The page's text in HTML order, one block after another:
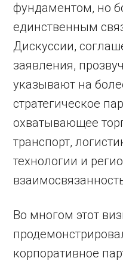
фундаментом, но
единственным
Дискуссии,
заявления,
указывают на
стратегическое
охватывающее
транспорт,
технологии и
Во многом этот
корпоративное